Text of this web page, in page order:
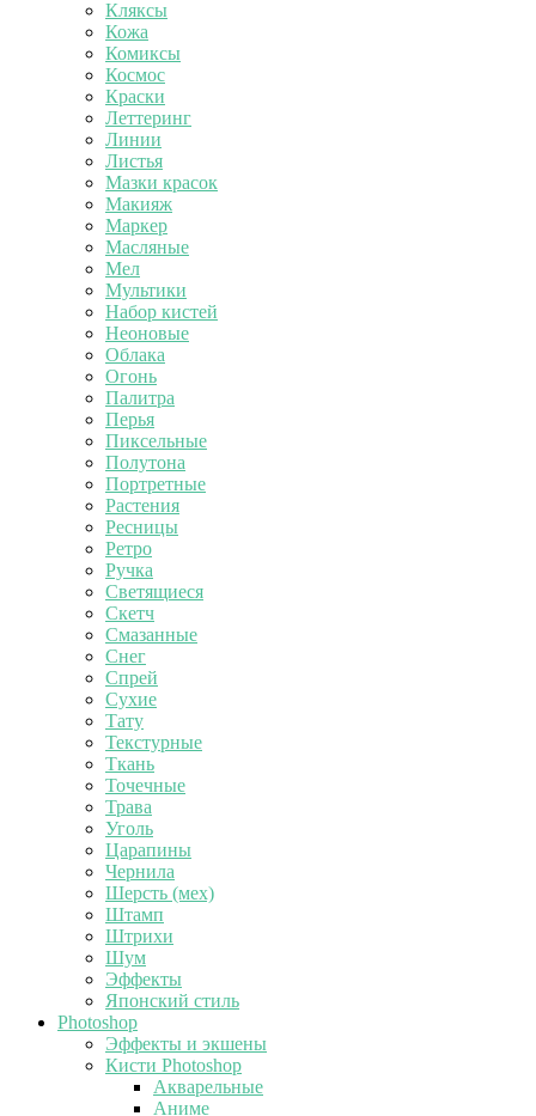
Кляксы
Кожа
Комиксы
Космос
Краски
Леттеринг
Линии
Листья
Мазки красок
Макияж
Маркер
Масляные
Мел
Мультики
Набор кистей
Неоновые
Облака
Огонь
Палитра
Перья
Пиксельные
Полутона
Портретные
Растения
Ресницы
Ретро
Ручка
Светящиеся
Скетч
Смазанные
Снег
Спрей
Сухие
Тату
Текстурные
Ткань
Точечные
Трава
Уголь
Царапины
Чернила
Шерсть (мех)
Штамп
Штрихи
Шум
Эффекты
Японский стиль
Photoshop
Эффекты и экшены
Кисти Photoshop
Акварельные
Аниме